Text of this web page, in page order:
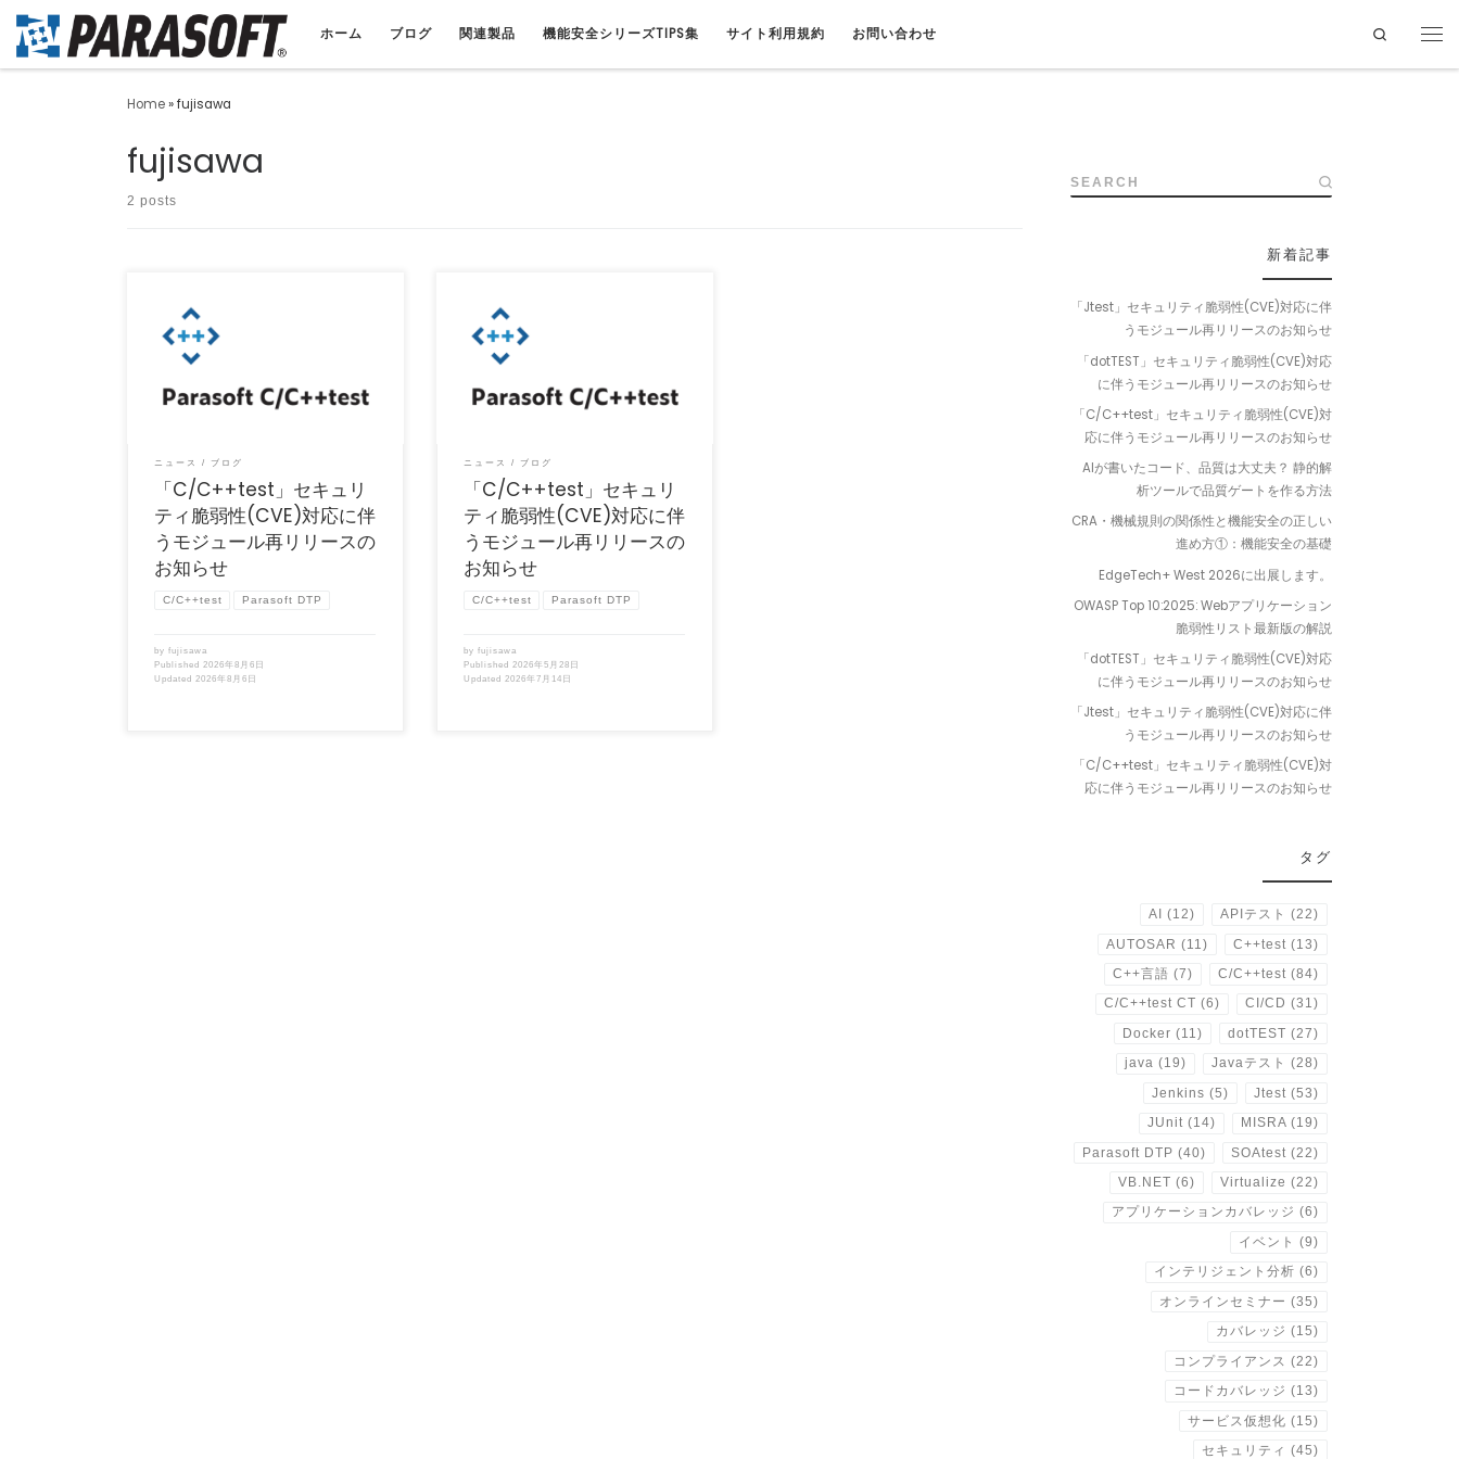
ホーム ブログ 関連製品 機能安全シリーズTIPS集 サイト利用規約 お問い合わせ Search
Home»fujisawa
fujisawa
2 posts
バージョン2025.2のモジュールにてCVE対
応版をリリースいたしました。 ユーザーサポ
ニュース ブログ
「C/C++test」セキュリ
ティ脆弱性(CVE)対応に伴
うモジュール再リリースの
お知らせ
C/C++test Parasoft DTP
byfujisawa
Published2026年8月6日
Updated2026年8月6日
※2026年6月4日修正: モジュール差し替え
対象の表記に誤りがありました。
ニュース ブログ
「C/C++test」セキュリ
ティ脆弱性(CVE)対応に伴
うモジュール再リリースの
お知らせ
C/C++test Parasoft DTP
byfujisawa
Published2026年5月28日
Updated2026年7月14日
SEARCH
新着記事
「Jtest」セキュリティ脆弱性(CVE)対応に伴
うモジュール再リリースのお知らせ
「dotTEST」セキュリティ脆弱性(CVE)対応
に伴うモジュール再リリースのお知らせ
「C/C++test」セキュリティ脆弱性(CVE)対
応に伴うモジュール再リリースのお知らせ
AIが書いたコード、品質は大丈夫？ 静的解
析ツールで品質ゲートを作る方法
CRA・機械規則の関係性と機能安全の正しい
進め方①：機能安全の基礎
EdgeTech+ West 2026に出展します。
OWASP Top 10:2025: Webアプリケーション
脆弱性リスト最新版の解説
「dotTEST」セキュリティ脆弱性(CVE)対応
に伴うモジュール再リリースのお知らせ
「Jtest」セキュリティ脆弱性(CVE)対応に伴
うモジュール再リリースのお知らせ
「C/C++test」セキュリティ脆弱性(CVE)対
応に伴うモジュール再リリースのお知らせ
タグ
AI (12) APIテスト (22)
AUTOSAR (11) C++test (13)
C++言語 (7) C/C++test (84)
C/C++test CT (6) CI/CD (31)
Docker (11) dotTEST (27)
java (19) Javaテスト (28)
Jenkins (5) Jtest (53)
JUnit (14) MISRA (19)
Parasoft DTP (40) SOAtest (22)
VB.NET (6) Virtualize (22)
アプリケーションカバレッジ (6)
イベント (9)
インテリジェント分析 (6)
オンラインセミナー (35)
カバレッジ (15)
コンプライアンス (22)
コードカバレッジ (13)
サービス仮想化 (15)
セキュリティ (45)